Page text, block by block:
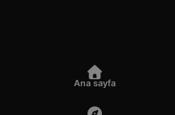
Ana sayfa